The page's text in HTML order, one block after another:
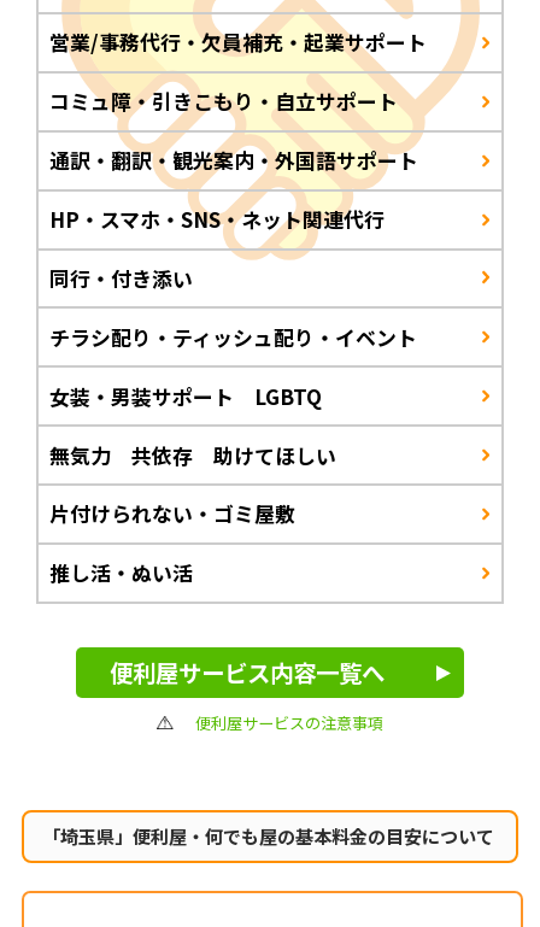
営業/事務代行・欠員補充・起業サポート
コミュ障・引きこもり・自立サポート
通訳・翻訳・観光案内・外国語サポート
HP・スマホ・SNS・ネット関連代行
同行・付き添い
チラシ配り・ティッシュ配り・イベント
女装・男装サポート LGBTQ
無気力 共依存 助けてほしい
片付けられない・ゴミ屋敷
推し活・ぬい活
便利屋サービス内容一覧へ
便利屋サービスの注意事項
「埼玉県」便利屋・何でも屋の基本料金の目安について